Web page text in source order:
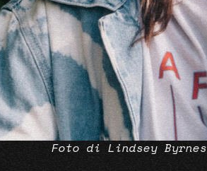
Foto di Lindsey Byrnes